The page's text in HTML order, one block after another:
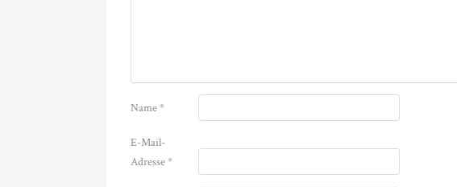
Name*
E-Mail-
Adresse*